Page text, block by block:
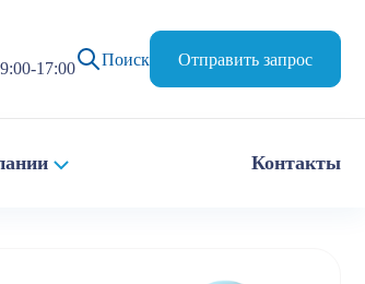
17:00
Поиск Отправить запрос
Контакты